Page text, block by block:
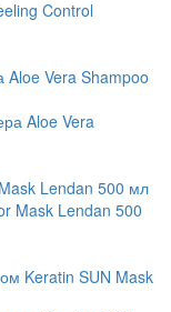
Vera Shampoo
Lendan 500 мл
Keratin SUN Mask